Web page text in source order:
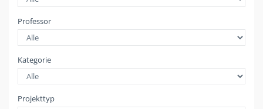
Professor
Kategorie
Projekttyp